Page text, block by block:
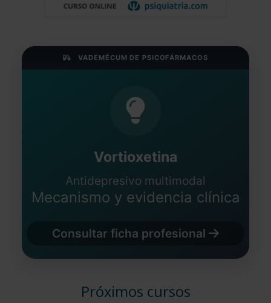
VADEMÉCUM DE PSICOFÁRMACOS
Vortioxetina
Antidepresivo multimodal
Mecanismo y evidencia clínica
Consultar ficha profesional
Próximos cursos